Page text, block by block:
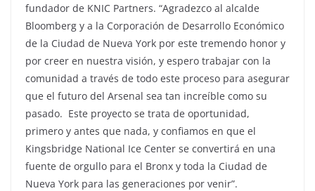
fundador de KNIC Partners. “Agradezco al alcalde
Bloomberg y a la Corporación de Desarrollo Económico
de la Ciudad de Nueva York por este tremendo honor y
por creer en nuestra visión, y espero trabajar con la
comunidad a través de todo este proceso para asegurar
que el futuro del Arsenal sea tan increíble como su
pasado. Este proyecto se trata de oportunidad,
primero y antes que nada, y confiamos en que el
Kingsbridge National Ice Center se convertirá en una
fuente de orgullo para el Bronx y toda la Ciudad de
Nueva York para las generaciones por venir”.